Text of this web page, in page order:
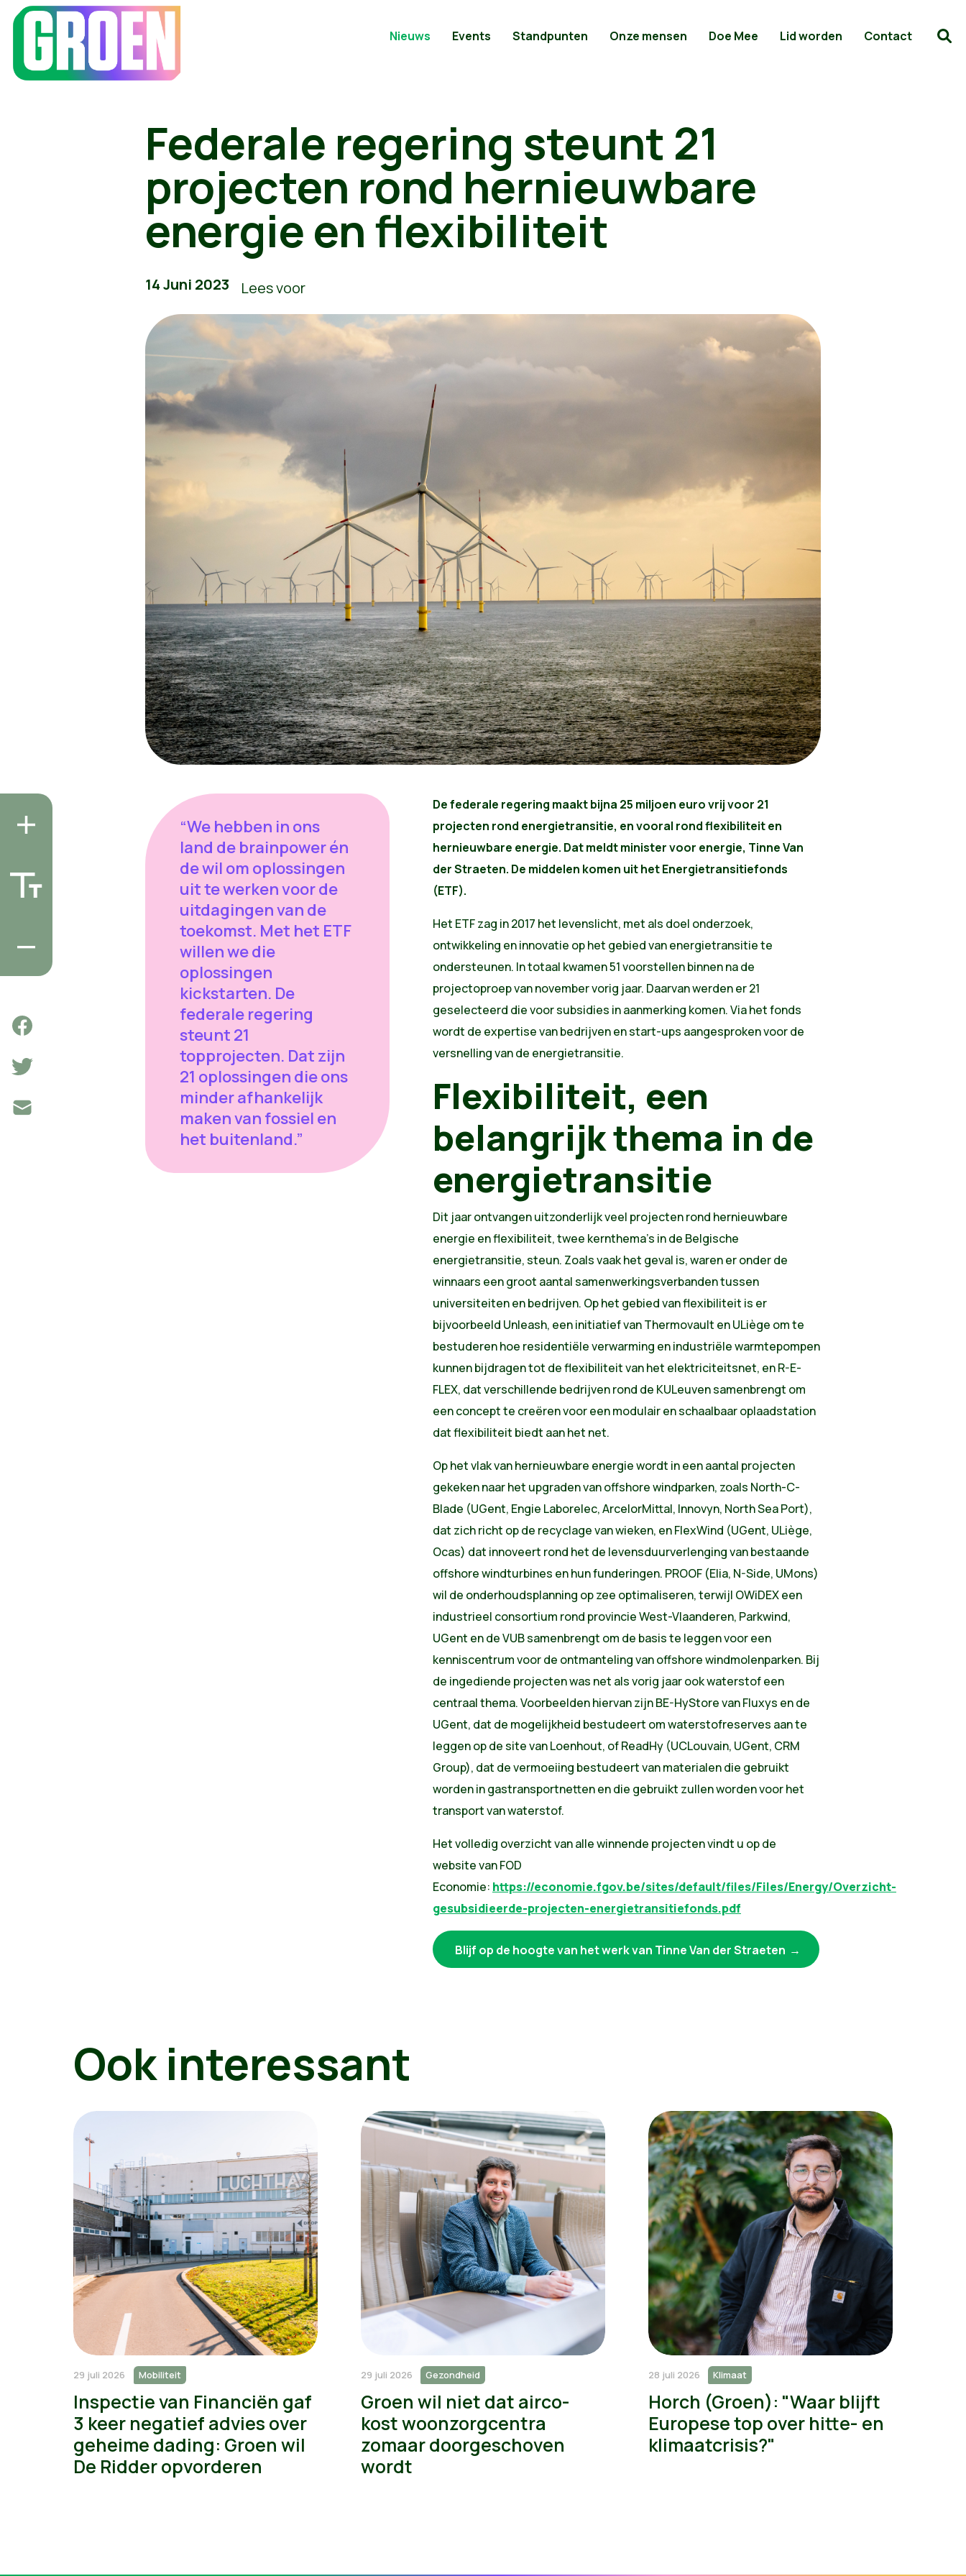
Nieuws Events Standpunten Onze mensen Doe Mee Lid worden Contact
Federale regering steunt 21
projecten rond hernieuwbare
energie en flexibiliteit
14 Juni 2023 Lees voor
“We hebben in ons
land de brainpower én
de wil om oplossingen
uit te werken voor de
uitdagingen van de
toekomst. Met het ETF
willen we die
oplossingen
kickstarten. De
federale regering
steunt 21
topprojecten. Dat zijn
21 oplossingen die ons
minder afhankelijk
maken van fossiel en
het buitenland.”
De federale regering maakt bijna 25 miljoen euro vrij voor 21
projecten rond energietransitie, en vooral rond flexibiliteit en
hernieuwbare energie. Dat meldt minister voor energie, Tinne Van
der Straeten. De middelen komen uit het Energietransitiefonds
(ETF).
Het ETF zag in 2017 het levenslicht, met als doel onderzoek,
ontwikkeling en innovatie op het gebied van energietransitie te
ondersteunen. In totaal kwamen 51 voorstellen binnen na de
projectoproep van november vorig jaar. Daarvan werden er 21
geselecteerd die voor subsidies in aanmerking komen. Via het fonds
wordt de expertise van bedrijven en start-ups aangesproken voor de
versnelling van de energietransitie.
Flexibiliteit, een
belangrijk thema in de
energietransitie
Dit jaar ontvangen uitzonderlijk veel projecten rond hernieuwbare
energie en flexibiliteit, twee kernthema's in de Belgische
energietransitie, steun. Zoals vaak het geval is, waren er onder de
winnaars een groot aantal samenwerkingsverbanden tussen
universiteiten en bedrijven. Op het gebied van flexibiliteit is er
bijvoorbeeld Unleash, een initiatief van Thermovault en ULiège om te
bestuderen hoe residentiële verwarming en industriële warmtepompen
kunnen bijdragen tot de flexibiliteit van het elektriciteitsnet, en R-E-
FLEX, dat verschillende bedrijven rond de KULeuven samenbrengt om
een concept te creëren voor een modulair en schaalbaar oplaadstation
dat flexibiliteit biedt aan het net.
Op het vlak van hernieuwbare energie wordt in een aantal projecten
gekeken naar het upgraden van offshore windparken, zoals North-C-
Blade (UGent, Engie Laborelec, ArcelorMittal, Innovyn, North Sea Port),
dat zich richt op de recyclage van wieken, en FlexWind (UGent, ULiège,
Ocas) dat innoveert rond het de levensduurverlenging van bestaande
offshore windturbines en hun funderingen. PROOF (Elia, N-Side, UMons)
wil de onderhoudsplanning op zee optimaliseren, terwijl OWiDEX een
industrieel consortium rond provincie West-Vlaanderen, Parkwind,
UGent en de VUB samenbrengt om de basis te leggen voor een
kenniscentrum voor de ontmanteling van offshore windmolenparken. Bij
de ingediende projecten was net als vorig jaar ook waterstof een
centraal thema. Voorbeelden hiervan zijn BE-HyStore van Fluxys en de
UGent, dat de mogelijkheid bestudeert om waterstofreserves aan te
leggen op de site van Loenhout, of ReadHy (UCLouvain, UGent, CRM
Group), dat de vermoeiing bestudeert van materialen die gebruikt
worden in gastransportnetten en die gebruikt zullen worden voor het
transport van waterstof.
Het volledig overzicht van alle winnende projecten vindt u op de
website van FOD
Economie: https://economie.fgov.be/sites/default/files/Files/Energy/Overzicht-
gesubsidieerde-projecten-energietransitiefonds.pdf
Blijf op de hoogte van het werk van Tinne Van der Straeten
Ook interessant
29 juli 2026 Mobiliteit
Inspectie van Financiën gaf
3 keer negatief advies over
geheime dading: Groen wil
De Ridder opvorderen
29 juli 2026 Gezondheid
Groen wil niet dat airco-
kost woonzorgcentra
zomaar doorgeschoven
wordt
28 juli 2026 Klimaat
Horch (Groen): "Waar blijft
Europese top over hitte- en
klimaatcrisis?"